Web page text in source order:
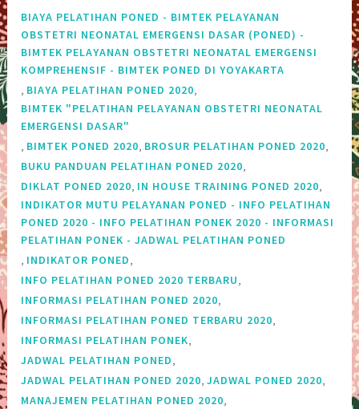
BIAYA PELATIHAN PONED - BIMTEK PELAYANAN
OBSTETRI NEONATAL EMERGENSI DASAR (PONED) -
BIMTEK PELAYANAN OBSTETRI NEONATAL EMERGENSI
KOMPREHENSIF - BIMTEK PONED DI YOYAKARTA
, BIAYA PELATIHAN PONED 2020,
BIMTEK "PELATIHAN PELAYANAN OBSTETRI NEONATAL
EMERGENSI DASAR"
, BIMTEK PONED 2020, BROSUR PELATIHAN PONED 2020,
BUKU PANDUAN PELATIHAN PONED 2020,
DIKLAT PONED 2020, IN HOUSE TRAINING PONED 2020,
INDIKATOR MUTU PELAYANAN PONED - INFO PELATIHAN
PONED 2020 - INFO PELATIHAN PONEK 2020 - INFORMASI
PELATIHAN PONEK - JADWAL PELATIHAN PONED
, INDIKATOR PONED,
INFO PELATIHAN PONED 2020 TERBARU,
INFORMASI PELATIHAN PONED 2020,
INFORMASI PELATIHAN PONED TERBARU 2020,
INFORMASI PELATIHAN PONEK,
JADWAL PELATIHAN PONED,
JADWAL PELATIHAN PONED 2020,JADWAL PONED 2020,
MANAJEMEN PELATIHAN PONED 2020,